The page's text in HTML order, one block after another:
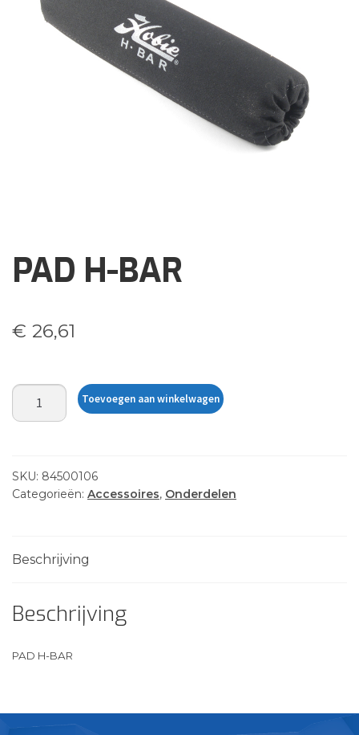
Brochures
PAD H-BAR
€ 26,61
PAD
H-
Toevoegen aan winkelwagen
SKU: 84500106
Categorieën: Accessoires, Onderdelen
Beschrijving
Beschrijving
PAD H-BAR